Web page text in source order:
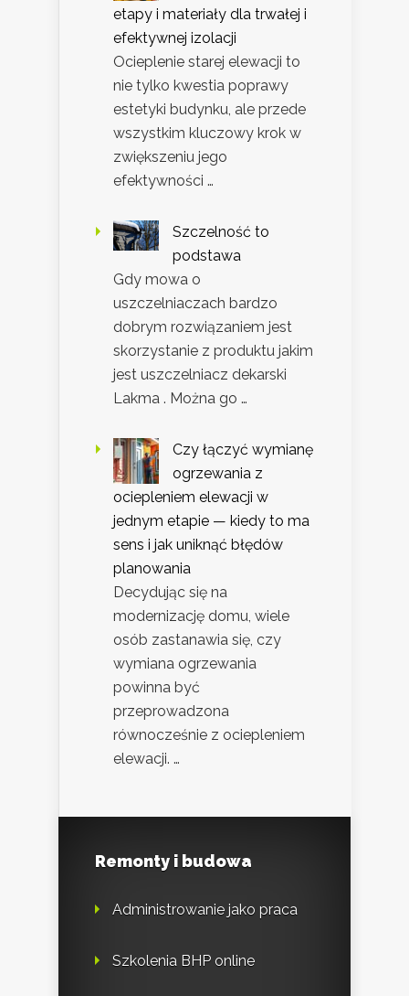
etapy i materiały dla trwałej i
efektywnej izolacji
Ocieplenie starej elewacji to
nie tylko kwestia poprawy
estetyki budynku, ale przede
wszystkim kluczowy krok w
zwiększeniu jego
efektywności …
Szczelność to
podstawa
Gdy mowa o
uszczelniaczach bardzo
dobrym rozwiązaniem jest
skorzystanie z produktu jakim
jest uszczelniacz dekarski
Lakma . Można go …
Czy łączyć wymianę
ogrzewania z
ociepleniem elewacji w
jednym etapie — kiedy to ma
sens i jak uniknąć błędów
planowania
Decydując się na
modernizację domu, wiele
osób zastanawia się, czy
wymiana ogrzewania
powinna być
przeprowadzona
równocześnie z ociepleniem
elewacji. …
Remonty i budowa
Administrowanie jako praca
Szkolenia BHP online